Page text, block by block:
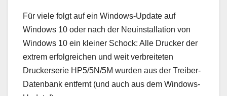
Für viele folgt auf ein Windows-Update auf
Windows 10 oder nach der Neuinstallation von
Windows 10 ein kleiner Schock: Alle Drucker der
extrem erfolgreichen und weit verbreiteten
Druckerserie HP5/5N/5M wurden aus der Treiber-
Datenbank entfernt (und auch aus dem Windows-